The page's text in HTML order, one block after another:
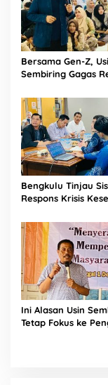
Bersama Gen-Z,
Sembiring Gagas
Bengkulu Tinjau
Respons Krisis
Lokal
Ini Alasan Usin
Tetap Fokus ke